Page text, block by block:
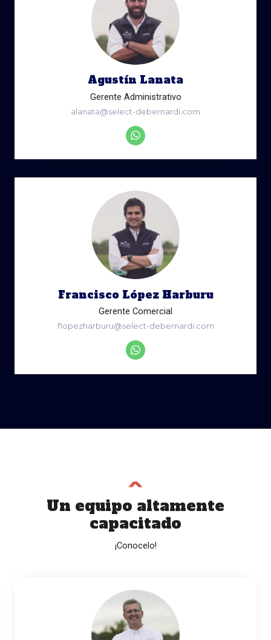
Agustín Lanata
Gerente Administrativo
alanata@select-debernardi.com
Francisco López Harburu
Gerente Comercial
flopezharburu@select-debernardi.com
Un equipo altamente
capacitado
¡Conocelo!